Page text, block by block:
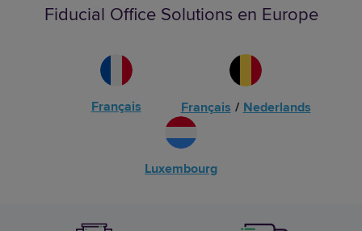
Fiducial Office Solutions en Europe
Français Français / Nederlands
Luxembourg